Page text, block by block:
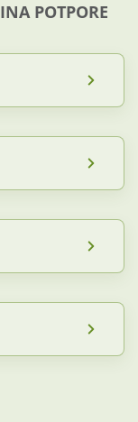
POTPORE